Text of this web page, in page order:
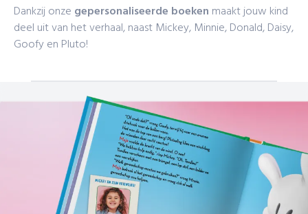
Dankzij onze gepersonaliseerde boeken maakt jouw kind
deel uit van het verhaal, naast Mickey, Minnie, Donald, Daisy,
Goofy en Pluto!